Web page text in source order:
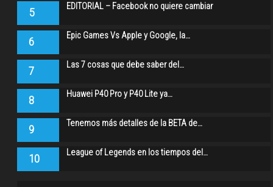
5 EDITORIAL – Facebook no quiere cambiar
6 Epic Games Vs Apple y Google, la…
7 Las 7 cosas que debe saber del…
8 Huawei P40 Pro y P40 Lite ya…
9 Tenemos más detalles de la BETA de…
10 League of Legends en los tiempos del…